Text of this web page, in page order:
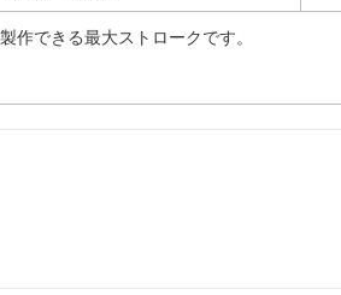
作できる最大ストロークです。